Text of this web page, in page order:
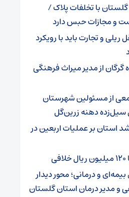
با تخلفات پلاک /
و مجازات حبس دارد
و تجارت باید با رویکرد
گرگان از مدیر میراث فرهنگی
از مسئولین شهرستان
سیل‌زده دهنه زرین‌گل
استان بر عملیات اربعین در
و درمانی؛ محور دیدار
و مدیر درمان استان گلستان